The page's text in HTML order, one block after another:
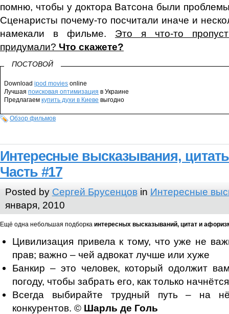
помню, чтобы у доктора Ватсона были
Сценаристы почему-то посчитали иначе и
намекали в фильме. Это я что-то
придумали? Что скажете?
ПОСТОВОЙ
Downloadipod movies online
Лучшаяпоисковая оптимизация в Украине
Предлагаемкупить духи в Киеве выгодно
Обзор фильмов
Интересные высказывания,
Часть #17
Posted by Сергей Брусенцовin Интересные
января, 2010
Ещё одна небольшая подборка интересных высказываний, цитат и
Цивилизация привела к тому, что уже не
прав; важно – чей адвокат лучше или хуже
Банкир – это человек, который одолжит
погоду, чтобы забрать его, как только
Всегда выбирайте трудный путь – на
конкурентов. © Шарль де Голь